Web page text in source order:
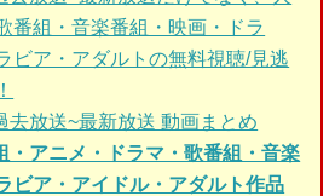
番組・音楽番組・映画・ドラ
ビア・アダルトの無料視聴/見逃
去放送~最新放送 動画まとめ
・アニメ・ドラマ・歌番組・音楽
ビア・アイドル・アダルト作品